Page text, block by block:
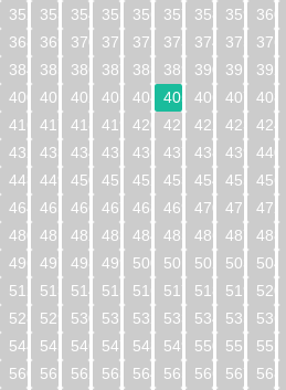
352
353 354 355 356 357 358 359 360
368
369 370 371 372 373 374 375 376
384
385 386 387 388 389 390 391 392
400
401 402 403 404 405 406 407 408
416
417 418 419 420 421 422 423 424
432
433 434 435 436 437 438 439 440
448
449 450 451 452 453 454 455 456
464
465 466 467 468 469 470 471 472
480
481 482 483 484 485 486 487 488
496
497 498 499 500 501 502 503 504
512
513 514 515 516 517 518 519 520
528
529 530 531 532 533 534 535 536
544
545 546 547 548 549 550 551 552
560
561 562 563 564 565 566 567 568